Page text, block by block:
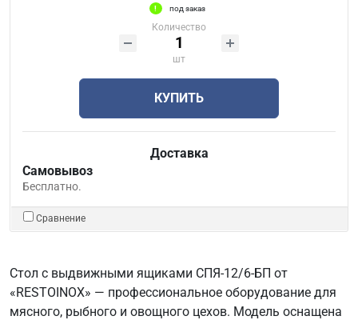
под заказ
Количество
шт
КУПИТЬ
Доставка
Самовывоз
Бесплатно.
Сравнение
Стол с выдвижными ящиками СПЯ-12/6-БП от
«RESTOINOX» — профессиональное оборудование для
мясного, рыбного и овощного цехов. Модель оснащена